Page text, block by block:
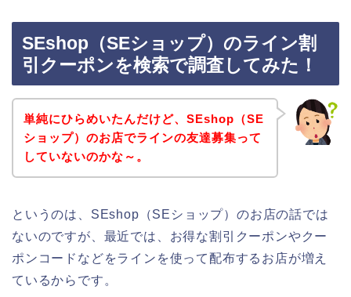
SEshop（SEショップ）のライン割
引クーポンを検索で調査してみた！
単純にひらめいたんだけど、SEshop（SE
ショップ）のお店でラインの友達募集って
していないのかな～。
というのは、SEshop（SEショップ）のお店の話では
ないのですが、最近では、お得な割引クーポンやクー
ポンコードなどをラインを使って配布するお店が増え
ているからです。